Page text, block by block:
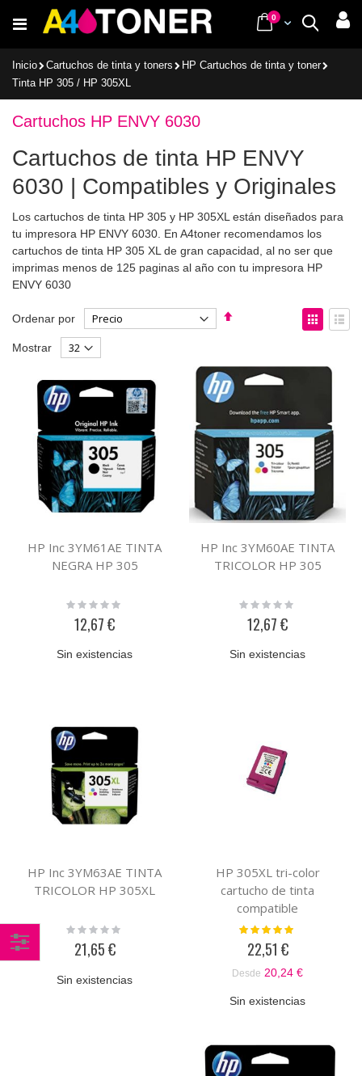
al
Buscar
Cart
0items
Inicio Cartuchos de tinta y toners
HP Cartuchos de tinta y toner
Tinta HP 305 / HP 305XL
Cartuchos HP ENVY 6030
Cartuchos de tinta HP ENVY
6030 | Compatibles y Originales
Los cartuchos de tinta HP 305 y HP 305XL están diseñados para
tu impresora HP ENVY 6030. En A4toner recomendamos los
cartuchos de tinta HP 305 XL de gran capacidad, al no ser que
imprimas menos de 125 paginas al año con tu impresora HP
ENVY 6030
Ordenar por
Fijar
Ver
como
Mostrar
HP Inc 3YM61AE TINTA
NEGRA HP 305
Rating:
12,67 €
Sin existencias
HP Inc 3YM60AE TINTA
TRICOLOR HP 305
Rating:
12,67 €
Sin existencias
HP Inc 3YM63AE TINTA
TRICOLOR HP 305XL
Rating:
21,65 €
Sin existencias
HP 305XL tri-color
cartucho de tinta
compatible
Valoración:
22,51 €
Desde 20,24 €
Sin existencias
Comprar